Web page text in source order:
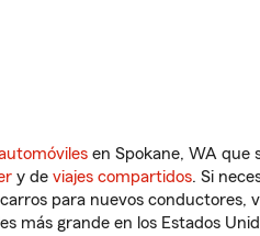
en Spokane, WA que
y de viajes compartidos. Si
para nuevos conductores,
más grande en los Estados